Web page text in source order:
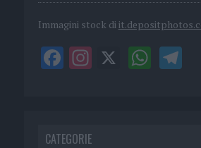
Immagini stock di
CATEGORIE